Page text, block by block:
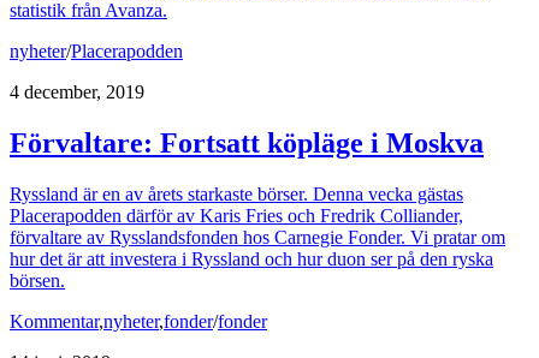
statistik från Avanza.
nyheter/Placerapodden
4 december, 2019
Förvaltare: Fortsatt köpläge i Moskva
Ryssland är en av årets starkaste börser. Denna vecka gästas
Placerapodden därför av Karis Fries och Fredrik Colliander,
förvaltare av Rysslandsfonden hos Carnegie Fonder. Vi pratar om
hur det är att investera i Ryssland och hur duon ser på den ryska
börsen.
Kommentar,nyheter,fonder/fonder